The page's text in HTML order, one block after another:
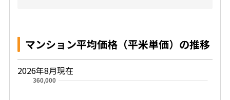
マンション平均価格（平米単価）の推移
2026年8月現在
360,000